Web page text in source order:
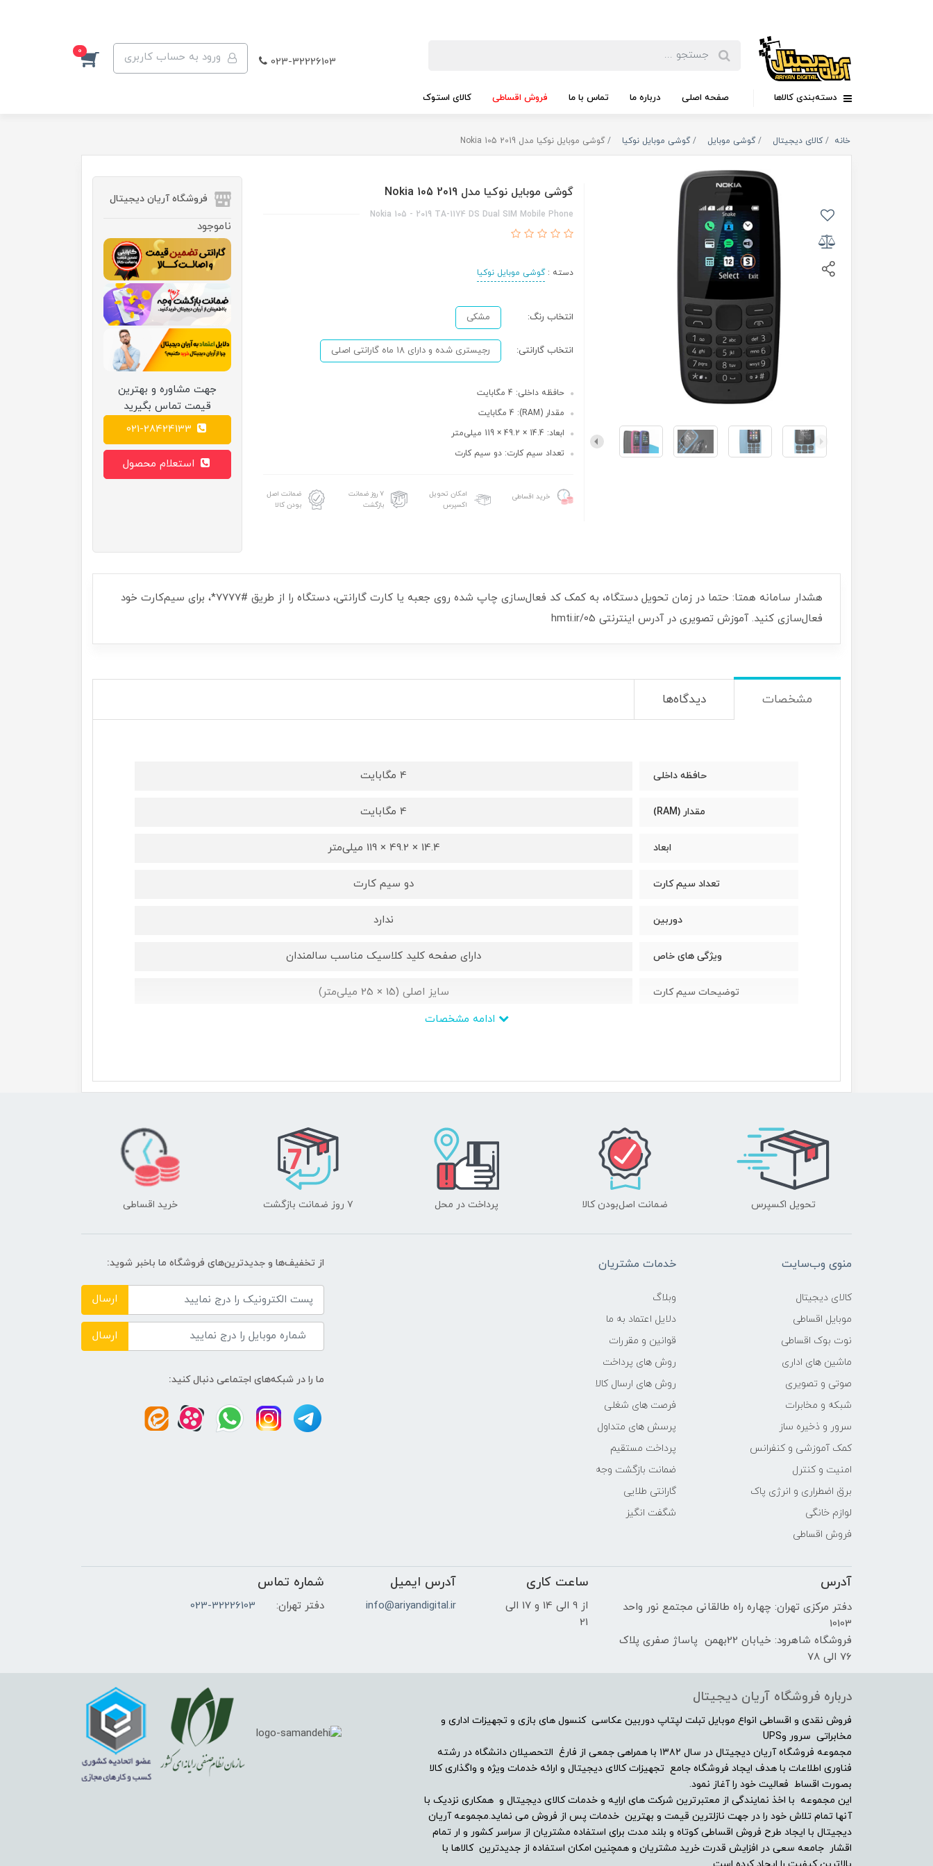
023-32226103 ورود به حساب کاربری 0
دسته‌بندی کالاها صفحه اصلی درباره ما تماس با ما فروش اقساطی کالای استوک
خانه کالای دیجیتال گوشی موبایل گوشی موبایل نوکیا گوشی موبایل نوکیا مدل Nokia 105 2019
گوشی موبایل نوکیا مدل Nokia 105 2019
Nokia 105 - 2019 TA-1174 DS Dual SIM Mobile Phone
دسته :گوشی موبایل نوکیا
انتخاب رنگ: مشکی
انتخاب گارانتی: رجیستری شده و دارای 18 ماه گارانتی اصلی
حافظه داخلی: 4 مگابایت
مقدار (RAM): 4 مگابایت
ابعاد: 14.4 × 49.2 × 119 میلی‌متر
تعداد سیم کارت: دو سیم کارت
خرید اقساطی
امکان تحویل
اکسپرس
۷ روز ضمانت
بازگشت
ضمانت اصل
بودن کالا
فروشگاه آریان دیجیتال
ناموجود
جهت مشاوره و بهترین
قیمت تماس بگیرید
هشدار سامانه همتا: حتما در زمان تحویل دستگاه، به کمک کد فعال‌سازی چاپ شده روی جعبه یا کارت گارانتی، دستگاه را از طریق #7777*، برای سیم‌کارت خود
فعال‌سازی کنید. آموزش تصویری در آدرس اینترنتی hmti.ir/05
مشخصات دیدگاه‌ها
حافظه داخلی 4 مگابایت
مقدار (RAM) 4 مگابایت
ابعاد 14.4 × 49.2 × 119 میلی‌متر
تعداد سیم کارت دو سیم کارت
دوربین ندارد
ویژگی های خاص دارای صفحه کلید کلاسیک مناسب سالمندان
توضیحات سیم کارت سایز اصلی (15 × 25 میلی‌متر)
فرکانس پردازنده‌ی مرکزی
حداکثر ظرفیت کارت حافظه
صفحه نمایش لمسی
فناوری صفحه‌نمایش
اندازه
رزولوشن 120 × 160 پیکسل
تراکم پیکسلی 113 پیکسل بر هر اینچ
نسبت تصویر
شبکه های ارتباطی
شبکه 2G
شبکه 3G
تحویل اکسپرس ضمانت اصل‌بودن کالا پرداخت در محل ۷ روز ضمانت بازگشت خرید اقساطی
منوی وب‌سایت
کالای دیجیتال
موبایل اقساطی
نوت بوک اقساطی
ماشین های اداری
صوتی و تصویری
شبکه و مخابرات
سرور و ذخیره ساز
کمک آموزشی و کنفرانس
امنیت و کنترل
برق اضطراری و انرژی پاک
لوازم خانگی
فروش اقساطی
خدمات مشتریان
وبلاگ
دلایل اعتماد به ما
قوانین و مقررات
روش های پرداخت
روش های ارسال کالا
فرصت های شغلی
پرسش های متداول
پرداخت مستقیم
ضمانت بازگشت وجه
گارانتی طلایی
شگفت انگیز
از تخفیف‌ها و جدیدترین‌های فروشگاه ما باخبر شوید:
ارسال
ارسال
ما را در شبکه‌های اجتماعی دنبال کنید:
آدرس
دفتر مرکزی تهران: چهاره راه طالقانی مجتمع نور واحد
10103
فروشگاه شاهرود: خیابان 22بهمن پاساژ صفری پلاک
76 الی 78
ساعت کاری
از 9 الی 14 و 17 الی
21
آدرس ایمیل
info@ariyandigital.ir
شماره تماس
دفتر تهران: 023-32226103
درباره فروشگاه آریان دیجیتال
فروش نقدی و اقساطی انواع موبایل تبلت لپتاپ دوربین عکاسی کنسول های بازی و تجهیزات اداری و
مخابراتی سرور وUPS
مجموعه فروشگاه آریان دیجیتال در سال ۱۳۸۲ با همراهی جمعی از فارغ التحصیلان دانشگاه در رشته
فناوری اطلاعات با هدف ایجاد فروشگاه جامع تجهیزات کالای دیجیتال و ارائه خدمات ویژه و واگذاری کالا
بصورت اقساط فعالیت خود را آغاز نمود.
این مجموعه با اخذ نمایندگی از معتبرترین شرکت های ارایه و خدمات کالای دیجیتال و همکاری نزدیک با
آنها تمام تلاش خود را در جهت نازلترین قیمت و بهترین خدمات پس از فروش می نماید.مجموعه آریان
دیجیتال با ایجاد طرح فروش اقساطی کوتاه و بلند مدت برای استفاده مشتریان از سراسر کشور و ار تمام
اقشار جامعه سعی در افزایش قدرت خرید مشتریان و همچنین امکان استفاده از جدیدترین کالاها با